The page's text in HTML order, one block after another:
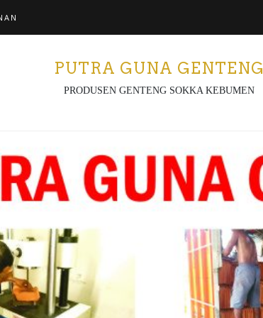
PUTRA GUNA GENTENG
PRODUSEN GENTENG SOKKA KEBUMEN